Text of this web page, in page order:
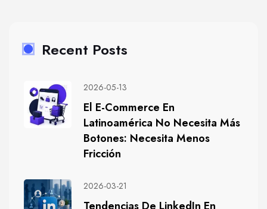
Recent Posts
2026-05-13
El E-Commerce En
Latinoamérica No Necesita Más
Botones: Necesita Menos
Fricción
2026-03-21